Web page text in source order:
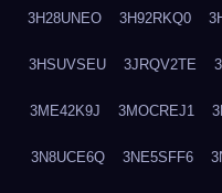
3H28UNEO 3H92RKQ0
3HSUVSEU 3JRQV2TE
3ME42K9J 3MOCREJ1
3N8UCE6Q 3NE5SFF6